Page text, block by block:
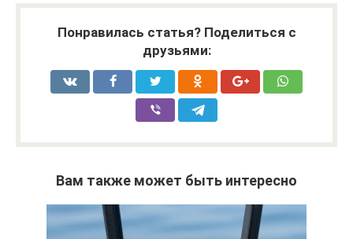
Понравилась статья? Поделиться с
друзьями:
Вам также может быть интересно